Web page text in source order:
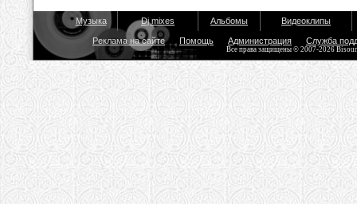
Музыка Dj mixes Альбомы Видеоклипы
Реклама на сайте Помощь Администрация Служба
Все права защищены © 2007-2026